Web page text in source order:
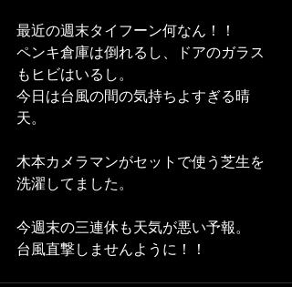
最近の週末タイフーン何なん！！
ペンキ倉庫は倒れるし、ドアのガラス
もヒビはいるし。
今日は台風の間の気持ちよすぎる晴
天。
木本カメラマンがセットで使う芝生を
洗濯してました。
今週末の三連休も天気が悪い予報。
台風直撃しませんように！！